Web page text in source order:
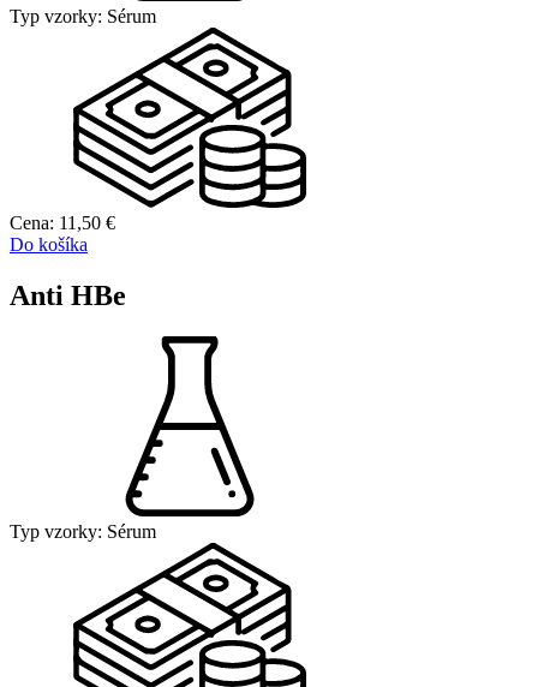
Typ vzorky: Sérum
Cena: 11,50 €
Do košíka
Anti HBe
Typ vzorky: Sérum